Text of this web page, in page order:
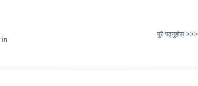
पुरै पढ्नुहोस >>>